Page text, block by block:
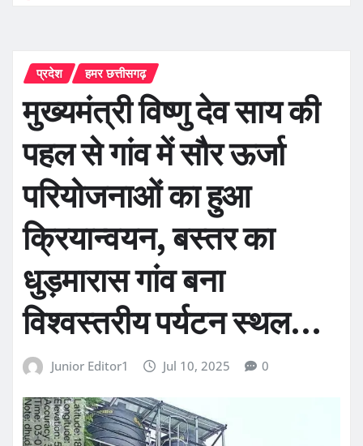
प्रदेश हमर छत्तीसगढ़
मुख्यमंत्री विष्णु देव साय की
पहल से गांव में सौर ऊर्जा
परियोजनाओं का हुआ
क्रियान्वयन, बस्तर का
धुड़मारास गांव बना
विश्वस्तरीय पर्यटन स्थल…
Junior Editor1 Jul 10, 2025 0